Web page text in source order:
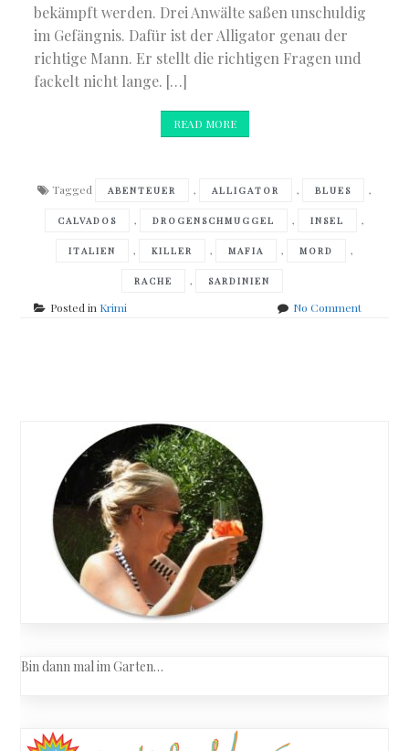
bekämpft werden. Drei Anwälte saßen unschuldig
im Gefängnis. Dafür ist der Alligator genau der
richtige Mann. Er stellt die richtigen Fragen und
fackelt nicht lange. […]
READ MORE
Tagged ABENTEUER , ALLIGATOR , BLUES ,
CALVADOS , DROGENSCHMUGGEL , INSEL ,
ITALIEN , KILLER , MAFIA , MORD ,
RACHE , SARDINIEN
Posted in Krimi No Commenton
navigation
Bin dann mal im Garten…